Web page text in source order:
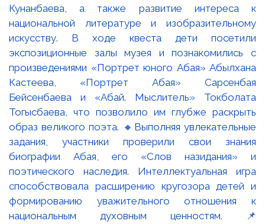
Кунанбаева, а также развитие интереса к
национальной литературе и изобразительному
искусству. В ходе квеста дети посетили
экспозиционные залы музея и познакомились с
произведениями «Портрет юного Абая» Абылхана
Кастеева, «Портрет Абая» Сарсенбая
Бейсенбаева и «Абай. Мыслитель» Токболата
Тогысбаева, что позволило им глубже раскрыть
образ великого поэта. 🔸Выполняя увлекательные
задания, участники проверили свои знания
биографии Абая, его «Слов назидания» и
поэтического наследия. Интеллектуальная игра
способствовала расширению кругозора детей и
формированию уважительного отношения к
национальным духовным ценностям. 📌